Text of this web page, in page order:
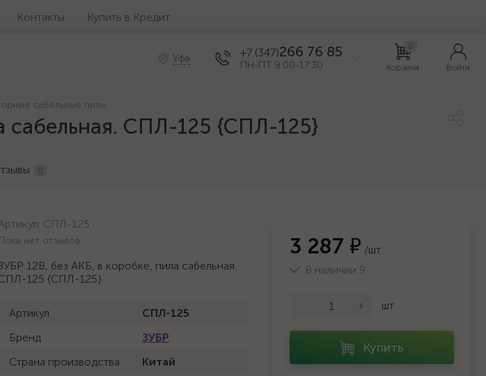
Контакты Купить в Кредит
Уфа +7 (347)266 76 85
ПН-ПТ 9:00-17:30
0
Корзина Войти
сабельные пилы
сабельная. СПЛ-125 {СПЛ-125}
0
СПЛ-125
нет отзывов
12В, без АКБ, в коробке, пила сабельная.
125 {СПЛ-125}
Артикул
СПЛ-125
Бренд
ЗУБР
Страна производства
Китай
3 287 ₽ /шт
В наличии 9
+ шт
Купить